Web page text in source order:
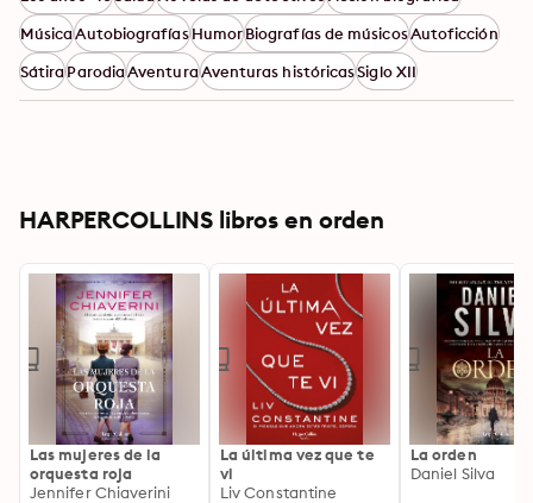
MúsicaAutobiografíasHumorBiografías de músicosAutoficción
SátiraParodiaAventuraAventuras históricasSiglo XII
HARPERCOLLINS libros en orden
Las mujeres de la
orquesta roja
Jennifer Chiaverini
La última vez que te
vi
Liv Constantine
La orden
Daniel Silva